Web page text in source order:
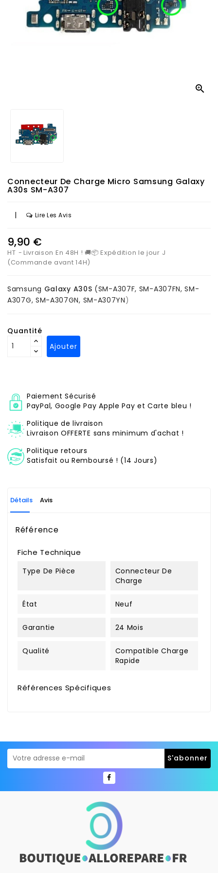

Connecteur De Charge Micro Samsung Galaxy
A30s SM-A307
| Lire Les Avis
9,90 €
HT
Livraison En 48H ! 🚚📦 Expédition le jour J
(Commande avant 14H)
Samsung Galaxy A30S (SM-A307F, SM-A307FN, SM-
A307G, SM-A307GN, SM-A307YN)
Quantité
Ajouter
Paiement Sécurisé
PayPal, Google Pay Apple Pay et Carte bleu !
Politique de livraison
Livraison OFFERTE sans minimum d'achat !
Politique retours
Satisfait ou Remboursé ! (14 Jours)
Détails Avis
Référence
Fiche Technique
Type De Pièce
Connecteur De
Charge
État Neuf
Garantie 24 Mois
Qualité
Compatible Charge
Rapide
Références Spécifiques